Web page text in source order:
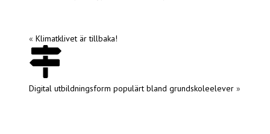
« Klimatklivet är tillbaka!
Digital utbildningsform populärt bland grundskoleelever »